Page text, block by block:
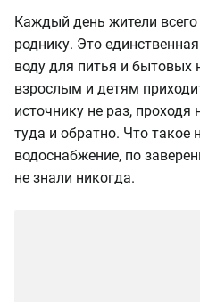
Каждый день жители
роднику. Это
воду для питья и бытовых
взрослым и детям
источнику не раз, проходя
туда и обратно. Что такое
водоснабжение, по
не знали никогда.